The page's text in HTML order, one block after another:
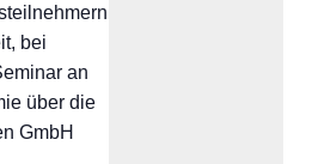
bei
an
über die
GmbH